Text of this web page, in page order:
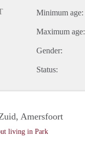
Minimum age:
Maximum age:
Gender:
Status:
Amersfoort
living in Park